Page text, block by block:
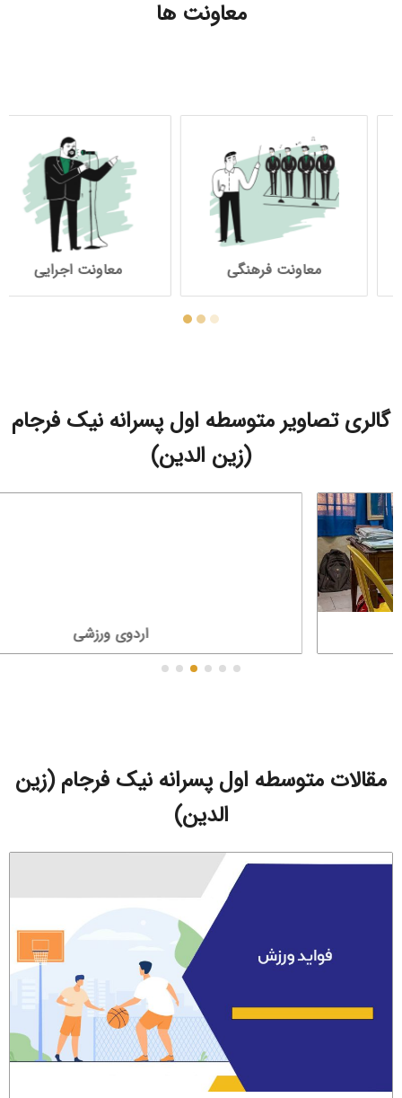
معاونت ها
معاونت اجرایی معاونت
گالری تصاویر متوسطه اول پسرانه نیک فرجام
(زین الدین)
مقالات متوسطه اول پسرانه نیک فرجام (زین
الدین)